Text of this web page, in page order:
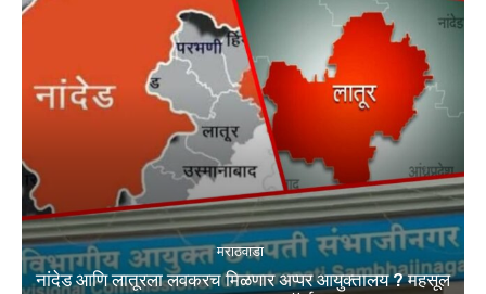
मराठवाडा
नांदेड आणि लातूरला लवकरच मिळणार अप्पर आयुक्तालय ? महसूल